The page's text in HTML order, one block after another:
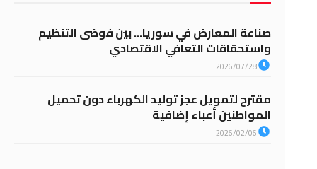
صناعة المعارض في سوريا… بين فوضى التنظيم
واستحقاقات التعافي الاقتصادي
2026/07/28
مقترح لتمويل عجز توليد الكهرباء دون تحميل
المواطنين أعباء إضافية
2026/02/06